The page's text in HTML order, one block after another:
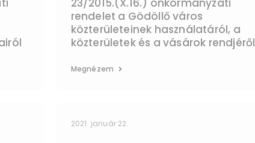
rendelet a Gödöllő város
közterületeinek használatáról, a
közterületek és a vásárok rendjéről
Megnézem
2021. január 22.